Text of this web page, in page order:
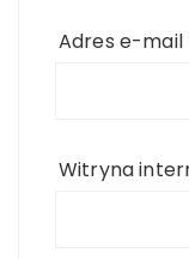
Adres e-mail
Witryna